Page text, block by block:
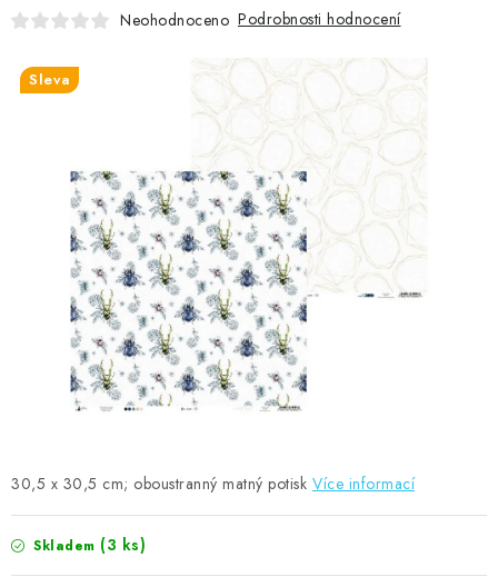
OBLÍBENÉ ♥️
MOJE OBJEDNÁVKA
ZNAČKY
Doprava Kontakty Moje objednávka
Hodnocení obchodu
Obchodní podmínky
Podmínky ochrany osobních údajů
Ověřování recenzí
30,5 x 30,5 cm; oboustranný matný potisk Více informací
Skladem (3 ks)
Neohodnoceno Podrobnosti hodnocení
Sleva